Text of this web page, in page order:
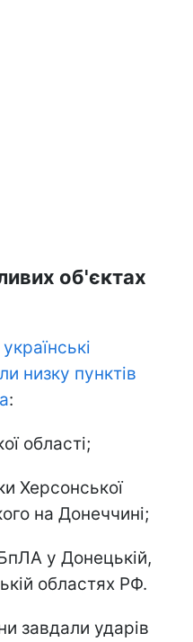
об'єктах
українські
низку пунктів
:
області;
Херсонської
на Донеччині;
у Донецькій,
областях РФ.
завдали ударів